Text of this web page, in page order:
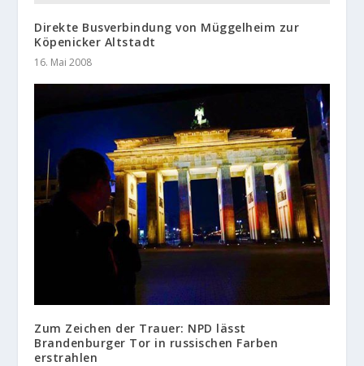
Direkte Busverbindung von Müggelheim zur
Köpenicker Altstadt
16. Mai 2008
Zum Zeichen der Trauer: NPD lässt
Brandenburger Tor in russischen Farben
erstrahlen